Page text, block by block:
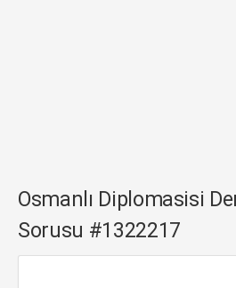
Osmanlı Diplomasisi
Sorusu #1322217